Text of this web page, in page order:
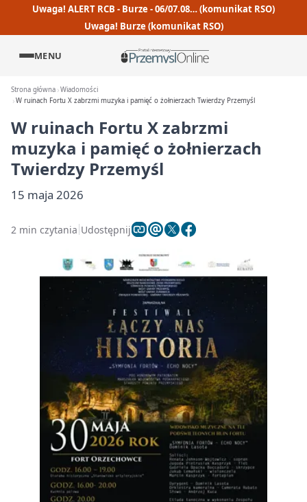
Uwaga! ALERT RCB - Burze - 06/07.08… (komunikat RSO)
Uwaga! Burze (komunikat RSO)
MENU
Strona główna Wiadomości
W ruinach Fortu X zabrzmi muzyka i pamięć o żołnierzach Twierdzy Przemyśl
W ruinach Fortu X zabrzmi
muzyka i pamięć o żołnierzach
Twierdzy Przemyśl
15 maja 2026
2 min czytania Udostępnij